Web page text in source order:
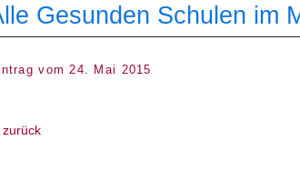
Gesunden Schulen im
vom 24. Mai 2015
zurück